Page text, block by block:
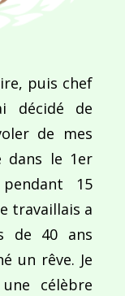
puis chef
décidé de
de mes
dans le 1er
15
travaillais a
de 40 ans
un rêve. Je
célèbre